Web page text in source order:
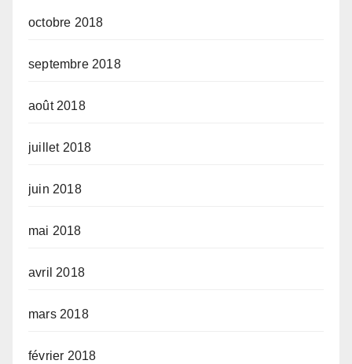
octobre 2018
septembre 2018
août 2018
juillet 2018
juin 2018
mai 2018
avril 2018
mars 2018
février 2018